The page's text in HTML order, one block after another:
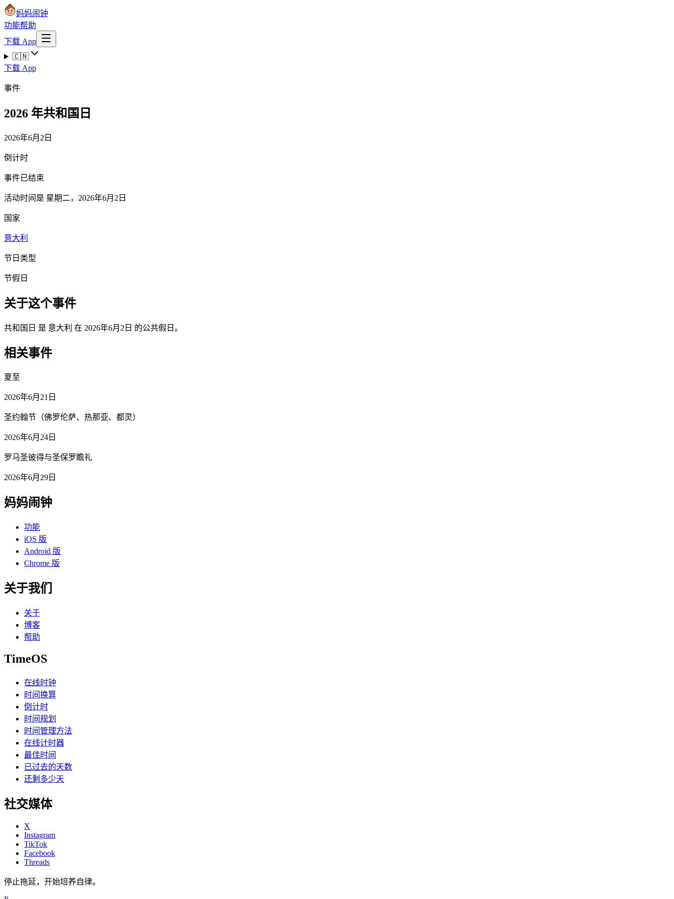
妈妈闹钟
功能帮助
下载 App
🇨🇳
下载 App
事件
2026 年共和国日
2026年6月2日
倒计时
事件已结束
活动时间是 星期二，2026年6月2日
国家
意大利
节日类型
节假日
关于这个事件
共和国日 是 意大利 在 2026年6月2日 的公共假日。
相关事件
夏至
2026年6月21日
圣约翰节（佛罗伦萨、热那亚、都灵）
2026年6月24日
罗马圣彼得与圣保罗瞻礼
2026年6月29日
妈妈闹钟
功能
iOS 版
Android 版
Chrome 版
关于我们
关于
博客
帮助
TimeOS
在线时钟
时间换算
倒计时
时间规划
时间管理方法
在线计时器
最佳时间
已过去的天数
还剩多少天
社交媒体
X
Instagram
TikTok
Facebook
Threads
停止拖延，开始培养自律。